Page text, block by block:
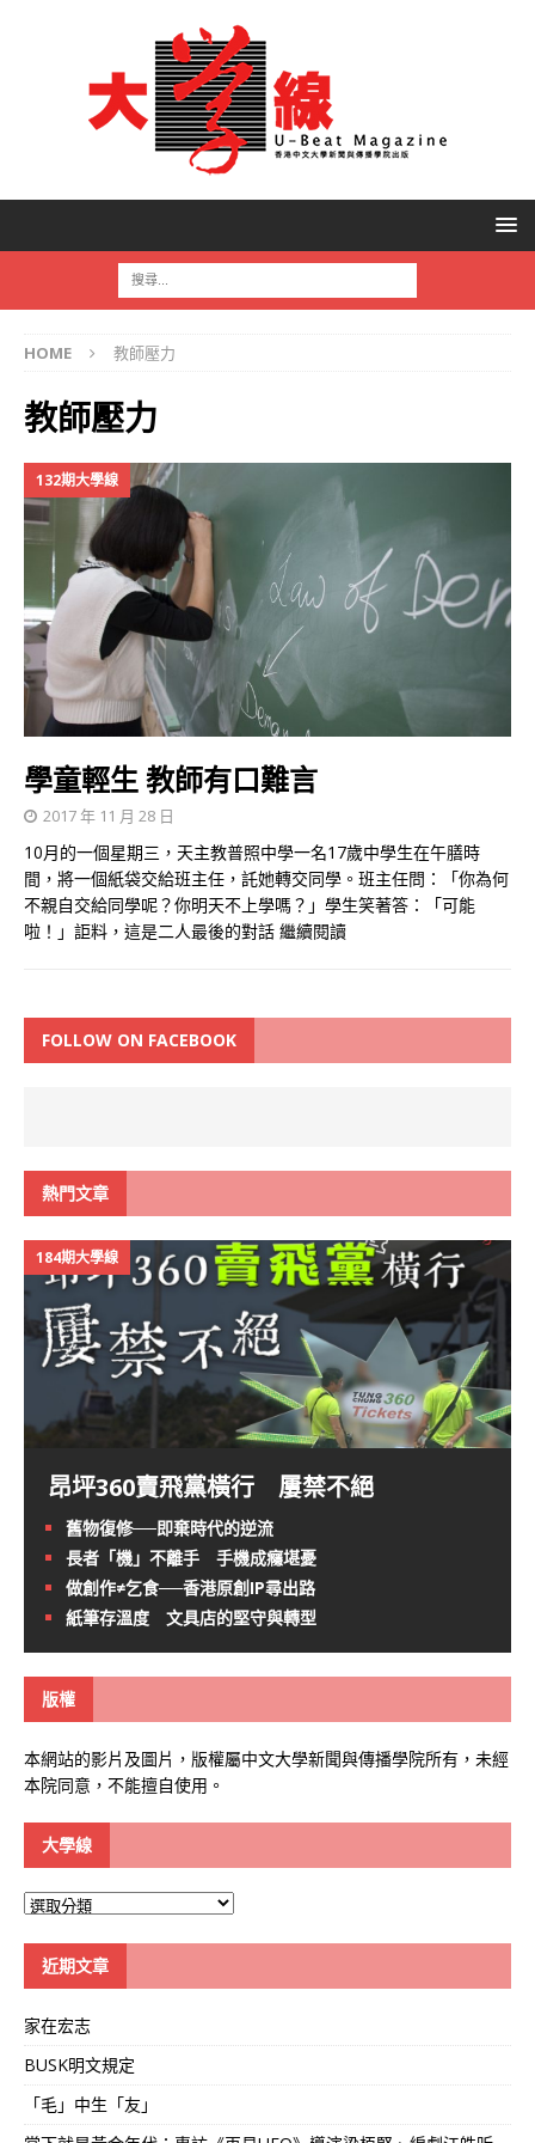
HOME 教師壓力
教師壓力
132期大學線
學童輕生 教師有口難言
2017 年 11 月 28 日
10月的一個星期三，天主教普照中學一名17歲中學生在午膳時
間，將一個紙袋交給班主任，託她轉交同學。班主任問：「你為何
不親自交給同學呢？你明天不上學嗎？」學生笑著答：「可能
啦！」詎料，這是二人最後的對話 繼續閱讀
FOLLOW ON FACEBOOK
熱門文章
184期大學線
昂坪360賣飛黨橫行 屢禁不絕
舊物復修──即棄時代的逆流
長者「機」不離手 手機成癮堪憂
做創作≠乞食──香港原創IP尋出路
紙筆存溫度 文具店的堅守與轉型
版權
本網站的影片及圖片，版權屬中文大學新聞與傳播學院所有，未經
本院同意，不能擅自使用。
大學線
大
近期文章
家在宏志
BUSK明文規定
「毛」中生「友」